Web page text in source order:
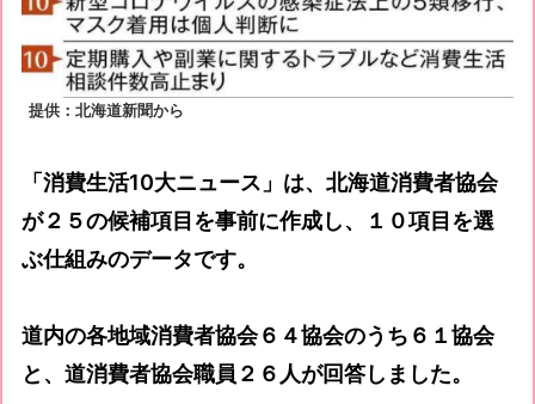
提供：北海道新聞から
「消費生活10大ニュース」は、北海道消費者協会
が２５の候補項目を事前に作成し、１０項目を選
ぶ仕組みのデータです。
道内の各地域消費者協会６４協会のうち６１協会
と、道消費者協会職員２６人が回答しました。